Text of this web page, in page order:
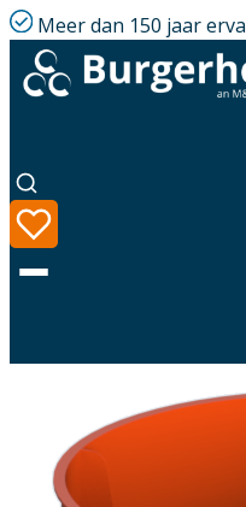
Meer dan 150 jaar
Assortiment
EasyAir